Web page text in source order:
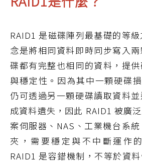
RAID1 是磁碟陣列最基礎的等
念是將相同資料即時同步寫入
碟都有完整也相同的資料，提
與穩定性。因為其中一顆硬碟
仍可透過另一顆硬碟讀取資料
成資料遺失，因此 RAID1 被廣
案伺服器、NAS、工業機台系
夾，需要穩定與不中斷運作
RAID1 是容錯機制，不等於資